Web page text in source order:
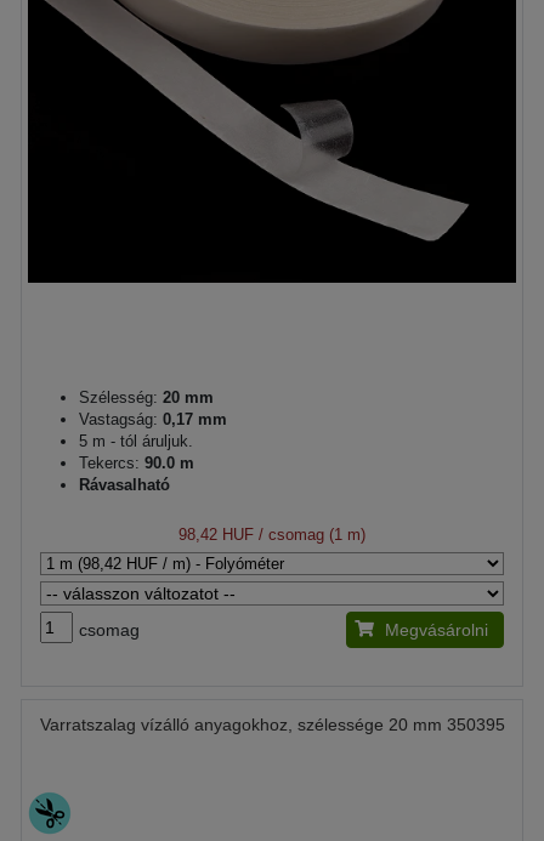
Szélesség: 20 mm
Vastagság: 0,17 mm
5 m - tól áruljuk.
Tekercs: 90.0 m
Rávasalható
98,42 HUF / csomag (1 m)
csomag Megvásárolni
Varratszalag vízálló anyagokhoz, szélessége 20 mm 350395